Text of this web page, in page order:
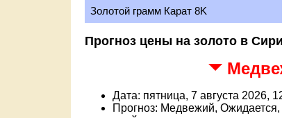
Золотой грамм Карат 8K
Прогноз цены на золото в
Дата: пятница, 7 августа 2026,
Прогноз: Медвежий,